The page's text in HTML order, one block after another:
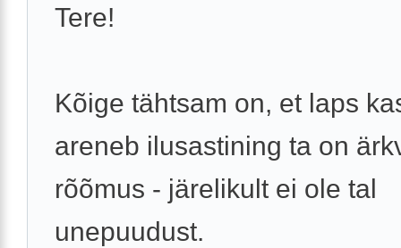
Tere!
Kõige tähtsam on, et laps
areneb ilusastining ta on
rõõmus - järelikult ei ole tal
unepuudust.